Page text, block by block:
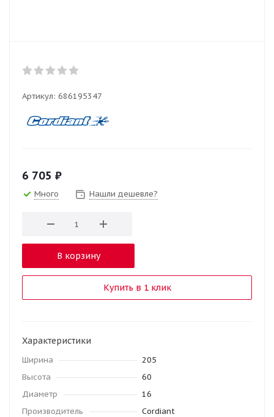
Артикул: 686195347
6 705 ₽
Много Нашли дешевле?
В корзину
Купить в 1 клик
Характеристики
Ширина
205
Высота
60
Диаметр
16
Производитель
Cordiant